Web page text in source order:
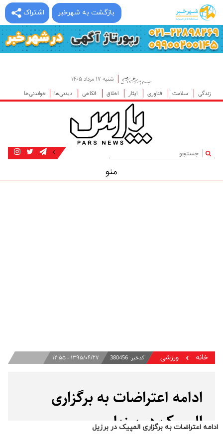
اشتراک بازگشت به شهرخبر
ادامه اعتراضات به برگزاری المپیک در برزیل